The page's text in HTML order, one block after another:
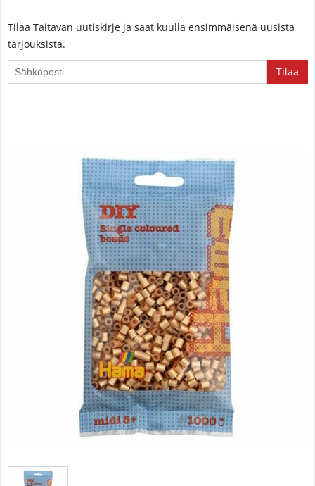
Tilaa Taitavan uutiskirje ja saat kuulla ensimmäisenä uusista
tarjouksista.